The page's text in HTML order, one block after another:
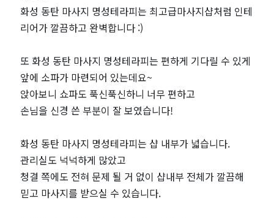
인
기
마
사
지
샵
화성 동탄 마사지 명성테라피는 최고급마사지샵처럼 인테
리어가 깔끔하고 완벽합니다 :)
또 화성 동탄 마사지 명성테라피는 편하게 기다릴 수 있게
앞에 소파가 마련되어 있는데요~
앉아보니 쇼파도 푹신푹신하니 너무 편하고
손님을 신경 쓴 부분이 잘 보였습니다!
화성 동탄 마사지 명성테라피는 샵 내부가 넓습니다.
관리실도 넉넉하게 많았고
청결 쪽에도 전혀 문제 될 거 없이 샵내부 전체가 깔끔해
믿고 마사지를 받으실 수 있습니다.